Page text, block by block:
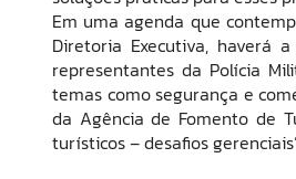
Em uma agenda que
Diretoria Executiva, haverá
representantes da Polícia
temas como segurança e
da Agência de Fomento de
turísticos – desafios